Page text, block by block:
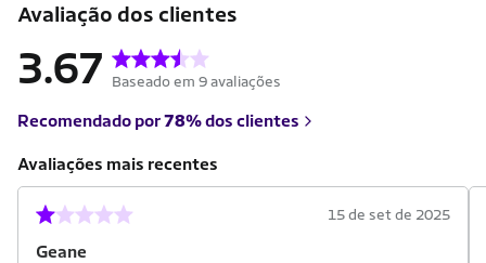
Avaliação dos clientes
3.67 Baseado em 9 avaliações
Recomendado por78%dos clientes
Avaliações mais recentes
Geane
15 de set de 2025